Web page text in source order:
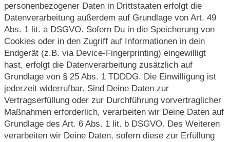
personenbezogener Daten in Drittstaaten erfolgt die
Datenverarbeitung außerdem auf Grundlage von Art. 49
Abs. 1 lit. a DSGVO. Sofern Du in die Speicherung von
Cookies oder in den Zugriff auf Informationen in dein
Endgerät (z.B. via Device-Fingerprinting) eingewilligt
hast, erfolgt die Datenverarbeitung zusätzlich auf
Grundlage von § 25 Abs. 1 TDDDG. Die Einwilligung ist
jederzeit widerrufbar. Sind Deine Daten zur
Vertragserfüllung oder zur Durchführung vorvertraglicher
Maßnahmen erforderlich, verarbeiten wir Deine Daten auf
Grundlage des Art. 6 Abs. 1 lit. b DSGVO. Des Weiteren
verarbeiten wir Deine Daten, sofern diese zur Erfüllung